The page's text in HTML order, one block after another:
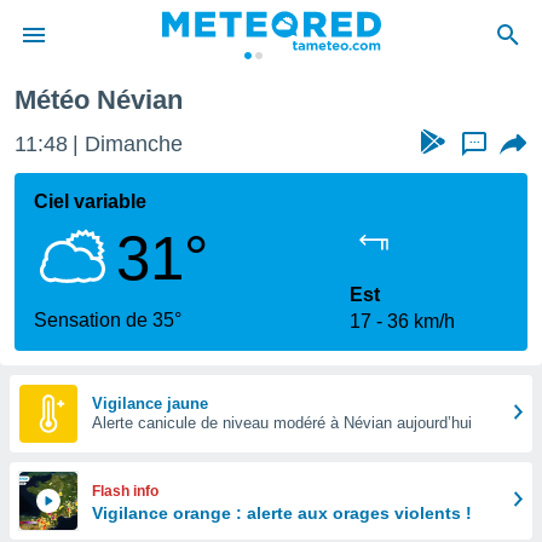
de
Météo Névian
11:48 Dimanche ...
Ciel variable
31°
Sensation de 35°
Est
17
36 km/h
Vigilance jaune
Alerte canicule de niveau modéré à Névian aujourd’hui
Flash info
Vigilance orange : alerte aux orages violents !